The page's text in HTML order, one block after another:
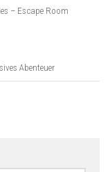
– Escape Room
Abenteuer